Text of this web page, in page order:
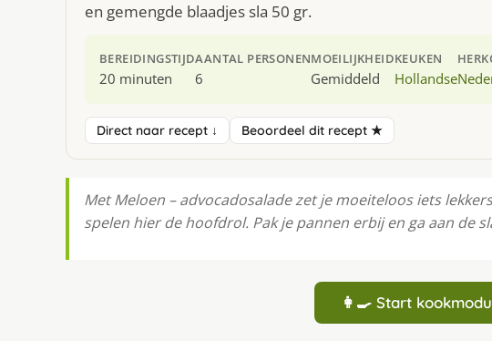
en gemengde blaadjes sla 50 gr.
BEREIDINGSTIJD
20 minuten
AANTAL PERSONEN
6
MOEILIJKHEID
Gemiddeld
KEUKEN
Hollandse
Direct naar recept ↓ Beoordeel dit recept ★
Met Meloen – advocadosalade zet je moeiteloos iets
spelen hier de hoofdrol. Pak je pannen erbij en ga aan de
👩‍🍳 Start